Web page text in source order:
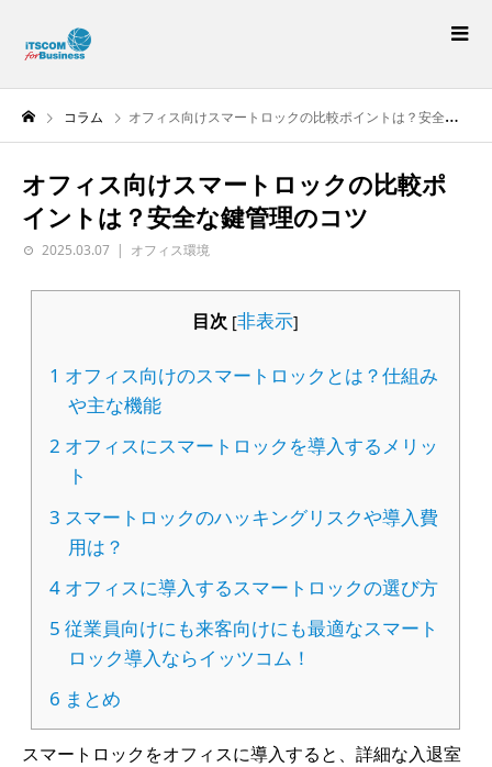
コラム オフィス向けスマートロックの比較ポイントは？安全な鍵管理のコツ
オフィス向けスマートロックの比較ポ
イントは？安全な鍵管理のコツ
2025.03.07 オフィス環境
目次 [非表示]
1 オフィス向けのスマートロックとは？仕組み
や主な機能
2 オフィスにスマートロックを導入するメリッ
ト
3 スマートロックのハッキングリスクや導入費
用は？
4 オフィスに導入するスマートロックの選び方
5 従業員向けにも来客向けにも最適なスマート
ロック導入ならイッツコム！
6 まとめ
スマートロックをオフィスに導入すると、詳細な入退室